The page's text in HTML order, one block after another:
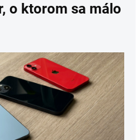
o ktorom sa málo